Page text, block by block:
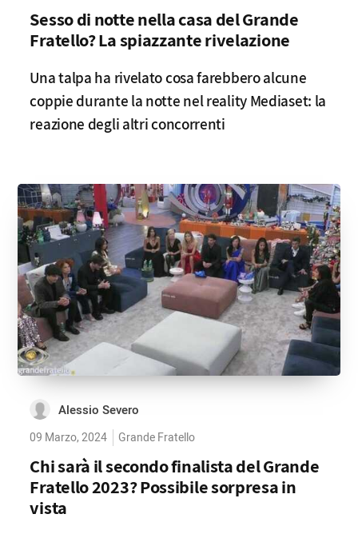
Sesso di notte nella casa del Grande
Fratello? La spiazzante rivelazione
Una talpa ha rivelato cosa farebbero alcune
coppie durante la notte nel reality Mediaset: la
reazione degli altri concorrenti
Alessio Severo
09 Marzo, 2024 Grande Fratello
Chi sarà il secondo finalista del Grande
Fratello 2023? Possibile sorpresa in
vista